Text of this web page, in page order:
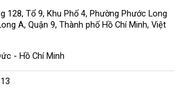
128, Tổ 9, Khu Phố 4, Phường Phước Long
A, Quận 9, Thành phố Hồ Chí Minh, Việt
- Hồ Chí Minh